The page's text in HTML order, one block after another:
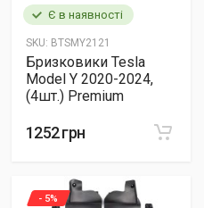
Є в наявності
SKU: BTSMY2121
Бризковики Tesla
Model Y 2020-2024,
(4шт.) Premium
1252 грн
- 5%